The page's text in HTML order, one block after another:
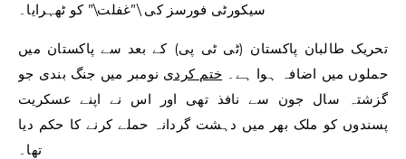
سیکورٹی فورسز کی \”غفلت\” کو ٹھہرایا۔
تحریک طالبان پاکستان (ٹی ٹی پی) کے بعد سے پاکستان میں
حملوں میں اضافہ ہوا ہے۔ ختم کردی نومبر میں جنگ بندی جو
گزشتہ سال جون سے نافذ تھی اور اس نے اپنے عسکریت
پسندوں کو ملک بھر میں دہشت گردانہ حملے کرنے کا حکم دیا
تھا۔